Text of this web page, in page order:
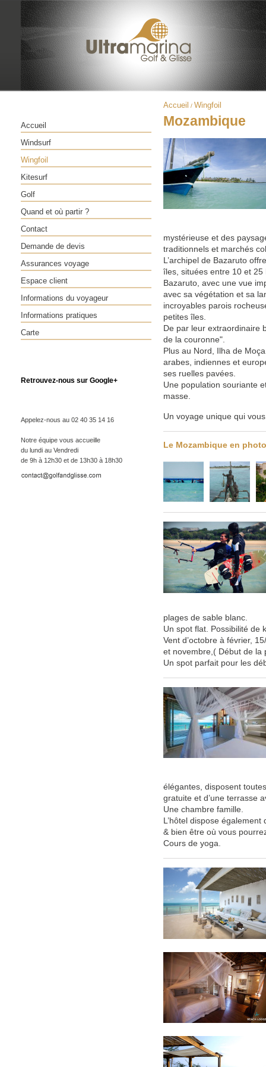
Accueil
Windsurf
Wingfoil
Kitesurf
Golf
Quand et où partir ?
Contact
Demande de devis
Assurances voyage
Espace client
Informations du voyageur
Informations pratiques
Carte
Retrouvez-nous sur Google+
Appelez-nous au 02 40 35 14 16
Notre équipe vous accueille
du lundi au Vendredi
de 9h à 12h30 et de 13h30 à 18h30
Accueil / Wingfoil
Mozambique
mystérieuse et des
traditionnels et marchés
L’archipel de Bazaruto
îles, situées entre 10 et
Bazaruto, avec une vue
avec sa végétation et sa
incroyables parois
petites îles.
De par leur extraordinaire
de la couronne".
Plus au Nord, Ilha de
arabes, indiennes et
ses ruelles pavées.
Une population souriante
masse.
Un voyage unique qui
Le Mozambique en
plages de sable blanc.
Un spot flat. Possibilité de
Vent d’octobre à février,
et novembre,( Début de la
Un spot parfait pour les
élégantes, disposent
gratuite et d’une terrasse
Une chambre famille.
L’hôtel dispose également
& bien être où vous
Cours de yoga.